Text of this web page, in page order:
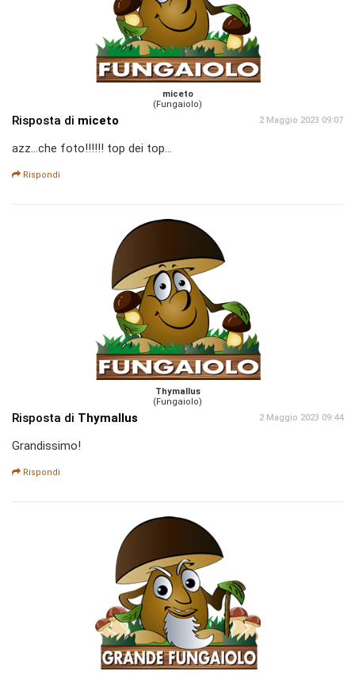
miceto
(Fungaiolo)
Risposta di miceto 2 Maggio 2023 09:07
azz...che foto!!!!!! top dei top...
Rispondi
Thymallus
(Fungaiolo)
Risposta di Thymallus 2 Maggio 2023 09:44
Grandissimo!
Rispondi